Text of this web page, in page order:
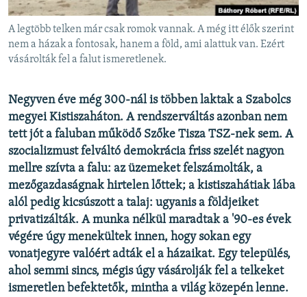
A MÚLT TANULSÁGAI
KÖVESSEN MINKET!
Valamennyi RFE/RL weboldal
A legtöbb telken már csak romok vannak. A még itt élők szerint
nem a házak a fontosak, hanem a föld, ami alattuk van. Ezért
vásárolták fel a falut ismeretlenek.
Negyven éve még 300-nál is többen laktak a Szabolcs
megyei Kistiszaháton. A rendszerváltás azonban nem
tett jót a faluban működő Szőke Tisza TSZ-nek sem. A
szocializmust felváltó demokrácia friss szelét nagyon
mellre szívta a falu: az üzemeket felszámolták, a
mezőgazdaságnak hirtelen lőttek; a kistiszahátiak lába
alól pedig kicsúszott a talaj: ugyanis a földjeiket
privatizálták. A munka nélkül maradtak a '90-es évek
végére úgy menekültek innen, hogy sokan egy
vonatjegyre valóért adták el a házaikat. Egy település,
ahol semmi sincs, mégis úgy vásárolják fel a telkeket
ismeretlen befektetők, mintha a világ közepén lenne.